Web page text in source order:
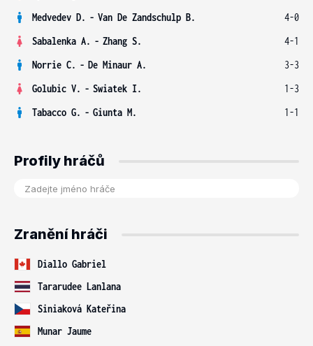
Medvedev D. - Van De Zandschulp B.
4-0
Sabalenka A. - Zhang S.
4-1
Norrie C. - De Minaur A.
3-3
Golubic V. - Swiatek I.
1-3
Tabacco G. - Giunta M. 1-1
Profily hráčů
Zranění hráči
Diallo Gabriel
Tararudee Lanlana
Siniaková Kateřina
Munar Jaume